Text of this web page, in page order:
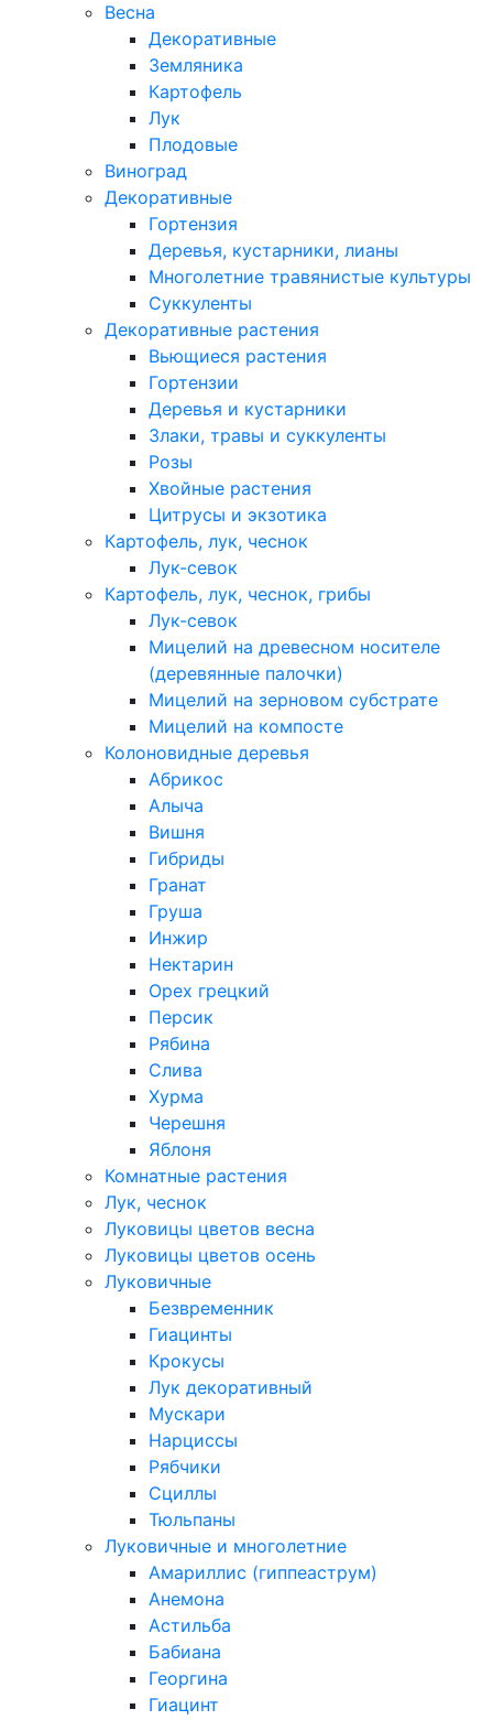
Весна
Декоративные
Земляника
Картофель
Лук
Плодовые
Виноград
Декоративные
Гортензия
Деревья, кустарники, лианы
Многолетние травянистые культуры
Суккуленты
Декоративные растения
Вьющиеся растения
Гортензии
Деревья и кустарники
Злаки, травы и суккуленты
Розы
Хвойные растения
Цитрусы и экзотика
Картофель, лук, чеснок
Лук-севок
Картофель, лук, чеснок, грибы
Лук-севок
Мицелий на древесном носителе
(деревянные палочки)
Мицелий на зерновом субстрате
Мицелий на компосте
Колоновидные деревья
Абрикос
Алыча
Вишня
Гибриды
Гранат
Груша
Инжир
Нектарин
Орех грецкий
Персик
Рябина
Слива
Хурма
Черешня
Яблоня
Комнатные растения
Лук, чеснок
Луковицы цветов весна
Луковицы цветов осень
Луковичные
Безвременник
Гиацинты
Крокусы
Лук декоративный
Мускари
Нарциссы
Рябчики
Сциллы
Тюльпаны
Луковичные и многолетние
Амариллис (гиппеаструм)
Анемона
Астильба
Бабиана
Георгина
Гиацинт